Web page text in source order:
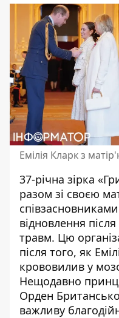
Емілія Кларк з
37-річна зірка
разом зі своєю
співзасновниками
відновлення
травм. Цю
після того, як
крововилив у
Нещодавно принц
Орден
важливу